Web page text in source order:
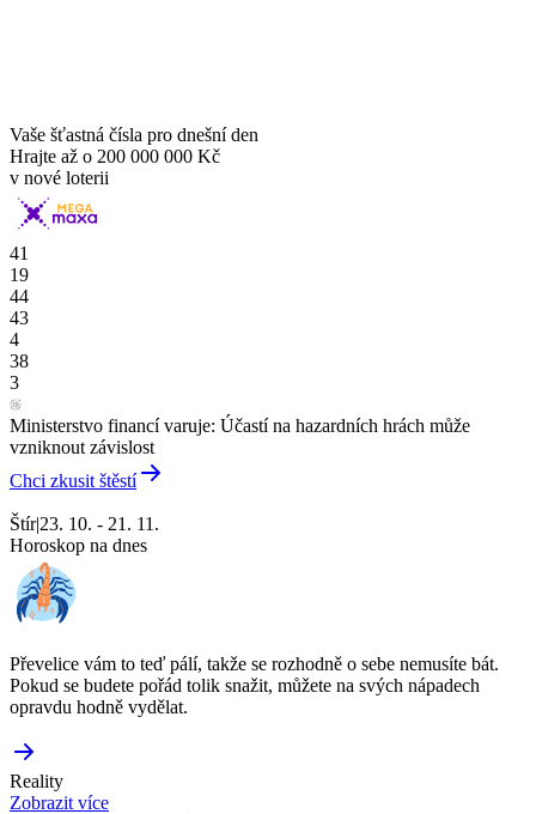
Vaše šťastná čísla pro dnešní den
Hrajte až o 200 000 000 Kč
v nové loterii
41
19
44
43
4
38
3
Ministerstvo financí varuje: Účastí na hazardních hrách může
vzniknout závislost
Chci zkusit štěstí
Štír|23. 10. - 21. 11.
Horoskop na dnes
Převelice vám to teď pálí, takže se rozhodně o sebe nemusíte bát.
Pokud se budete pořád tolik snažit, můžete na svých nápadech
opravdu hodně vydělat.
Reality
Zobrazit více